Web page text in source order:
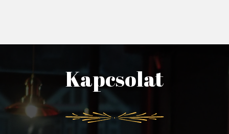
Kapcsolat